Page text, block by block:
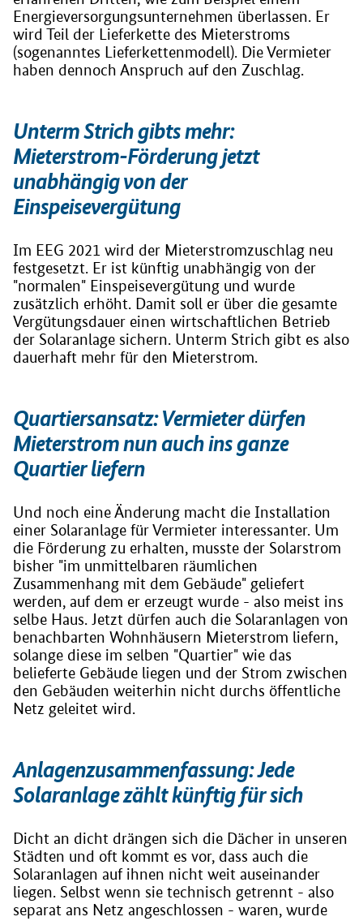
Energieversorgungsunternehmen überlassen. Er
wird Teil der Lieferkette des Mieterstroms
(sogenanntes Lieferkettenmodell). Die Vermieter
haben dennoch Anspruch auf den Zuschlag.
Unterm Strich gibts mehr:
Mieterstrom-Förderung jetzt
unabhängig von der
Einspeisevergütung
Im EEG 2021 wird der Mieterstromzuschlag neu
festgesetzt. Er ist künftig unabhängig von der
"normalen" Einspeisevergütung und wurde
zusätzlich erhöht. Damit soll er über die gesamte
Vergütungsdauer einen wirtschaftlichen Betrieb
der Solaranlage sichern. Unterm Strich gibt es also
dauerhaft mehr für den Mieterstrom.
Quartiersansatz: Vermieter dürfen
Mieterstrom nun auch ins ganze
Quartier liefern
Und noch eine Änderung macht die Installation
einer Solaranlage für Vermieter interessanter. Um
die Förderung zu erhalten, musste der Solarstrom
bisher "im unmittelbaren räumlichen
Zusammenhang mit dem Gebäude" geliefert
werden, auf dem er erzeugt wurde - also meist ins
selbe Haus. Jetzt dürfen auch die Solaranlagen von
benachbarten Wohnhäusern Mieterstrom liefern,
solange diese im selben "Quartier" wie das
belieferte Gebäude liegen und der Strom zwischen
den Gebäuden weiterhin nicht durchs öffentliche
Netz geleitet wird.
Anlagenzusammenfassung: Jede
Solaranlage zählt künftig für sich
Dicht an dicht drängen sich die Dächer in unseren
Städten und oft kommt es vor, dass auch die
Solaranlagen auf ihnen nicht weit auseinander
liegen. Selbst wenn sie technisch getrennt - also
separat ans Netz angeschlossen - waren, wurde